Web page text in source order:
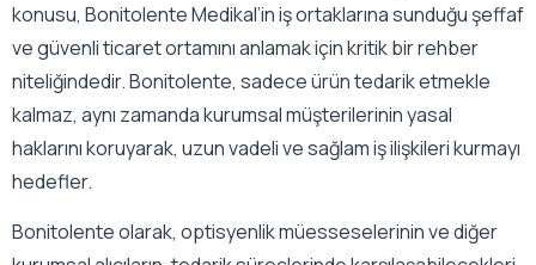
konusu, Bonitolente Medikal’in iş ortaklarına sunduğu şeffaf
ve güvenli ticaret ortamını anlamak için kritik bir rehber
niteliğindedir. Bonitolente, sadece ürün tedarik etmekle
kalmaz, aynı zamanda kurumsal müşterilerinin yasal
haklarını koruyarak, uzun vadeli ve sağlam iş ilişkileri kurmayı
hedefler.
Bonitolente olarak, optisyenlik müesseselerinin ve diğer